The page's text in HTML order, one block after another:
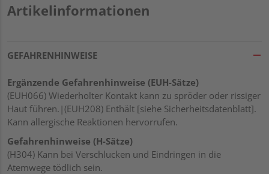
Artikelinformationen
GEFAHRENHINWEISE
Ergänzende Gefahrenhinweise (EUH-Sätze)
(EUH066) Wiederholter Kontakt kann zu spröder oder rissiger
Haut führen.|(EUH208) Enthält [siehe Sicherheitsdatenblatt].
Kann allergische Reaktionen hervorrufen.
Gefahrenhinweise (H-Sätze)
(H304) Kann bei Verschlucken und Eindringen in die
Atemwege tödlich sein.